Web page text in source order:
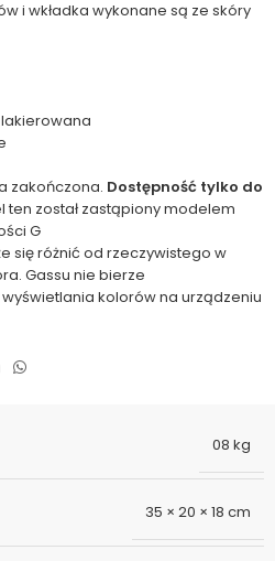
i wkładka wykonane są ze skóry
zakończona. Dostępność tylko do
ten został zastąpiony modelem
G
się różnić od rzeczywistego w
Gassu nie bierze
kolorów na urządzeniu
08 kg
35 × 20 × 18 cm